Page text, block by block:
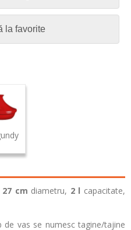
la favorite
27 cm diametru, 2 l capacitate,
vas se numesc tagine/tajine